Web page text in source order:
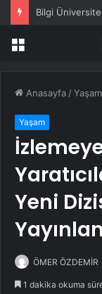
Menü
Anasayfa /Yaşam
Yaşam
Yeni
ÖMER ÖZDEMİR
1 dakika okuma